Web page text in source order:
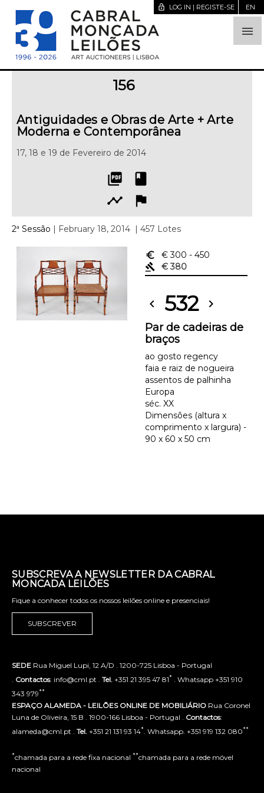

lock_open LOG IN | REGISTE-SE EN
156
Antiguidades e Obras de Arte + Arte
Moderna e Contemporânea
17, 18 e 19 de Fevereiro de 2014
picture_as_pdf
book
timeline
flag
2ª Sessão | February 18, 2014 | 457 Lotes
euro_symbol € 300 - 450
gavel
€ 380
chevron_left 532 chevron_right
Par de cadeiras de
braços
ao gosto regency
faia e raiz de nogueira
assentos de palhinha
Europa
séc. XX
Dimensões (altura x
comprimento x largura) -
90 x 60 x 50 cm
SUBSCREVA A NEWSLETTER DA CABRAL
MONCADA LEILÕES
Fique a conhecer todos os nossos leilões online e presenciais!
SUBSCREVER
SEDE Rua Miguel Lupi, 12 A/D . 1200-725 Lisboa - Portugal
Contactos: info@cml.pt . Tel. +351 21 395 47 81* . Whatsapp +351 910
343 979**
ESPAÇO ALAMEDA - LEILÕES ONLINE DE MOBILIÁRIO Rua Coronel
Luna de Oliveira, 15 B . 1900-166 Lisboa - Portugal . Contactos:
alameda@cml.pt . Tel. +351 21 131 93 14* . Whatsapp. +351 919 132 080**
*chamada para a rede fixa nacional **chamada para a rede móvel
nacional